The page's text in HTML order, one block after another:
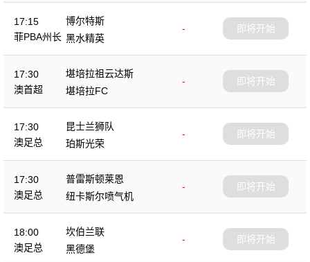
17:15
菲PBA州长
博尔特斯
-
黑水精英
即将开始
17:30
澳首超
堪培拉祖云达斯
-
堪培拉FC
即将开始
17:30
澳足总
昆士兰狮队
-
珀斯光荣
即将开始
17:30
澳足总
普雷斯顿莱恩
-
纽卡斯尔喷气机
即将开始
18:00
澳足总
坎伯兰联
-
黑德堡
即将开始